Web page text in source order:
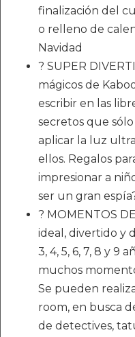
finalización del
o relleno de
Navidad
? SUPER
mágicos de
escribir en las
secretos que
aplicar la luz
ellos. Regalos
impresionar a
ser un gran
? MOMENTOS
ideal, divertido y
3, 4, 5, 6, 7, 8 y 9
muchos
Se pueden
room, en busca
de detectives,